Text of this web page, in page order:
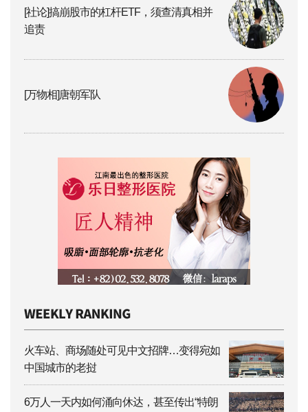
[社论]搞崩股市的杠杆ETF，须查清真相并
追责
[万物相]唐朝军队
火车站、商场随处可见中文招牌…变得宛如
中国城市的老挝
6万人一天内如何涌向休达，甚至传出“特朗